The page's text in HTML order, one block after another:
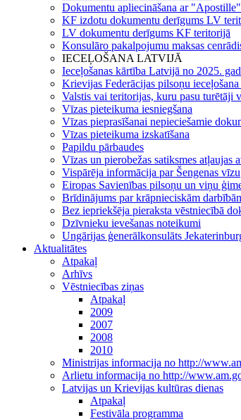
Dokumentu apliecināšana ar
KF izdotu dokumentu derīgums LV
LV dokumentu derīgums KF teritorijā
Konsulāro pakalpojumu maksas
IECEĻOŠANA LATVIJĀ
Ieceļošanas kārtība Latvijā no 2025.
Krievijas Federācijas pilsoņu
Valstis vai teritorijas, kuru pasu turētāji
Vīzas pieteikuma iesniegšana
Vīzas pieprasīšanai nepieciešamie
Vīzas pieteikuma izskatīšana
Papildu pārbaudes
Vīzas un pierobežas satiksmes atļaujas
Vispārēja informācija par Šengenas vīzu
Eiropas Savienības pilsoņu un viņu
Brīdinājums par krāpnieciskām
Bez iepriekšēja pieraksta vēstniecībā
Dzīvnieku ievešanas noteikumi
Ungārijas ģenerālkonsulāts
Aktualitātes
Atpakaļ
Arhīvs
Vēstniecības ziņas
Atpakaļ
2009
2007
2008
2010
Ministrijas informacija no http://
Arlietu informacija no http://
Latvijas un Krievijas kultūras dienas
Atpakaļ
Festivāla programma